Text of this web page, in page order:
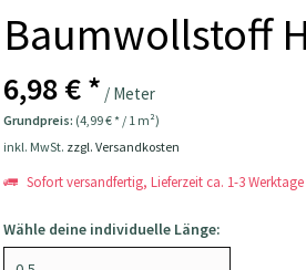
Baumwollstoff
6,98 € * / Meter
Grundpreis: (4,99 € * / 1 m²)
inkl. MwSt. zzgl. Versandkosten
Sofort versandfertig, Lieferzeit ca. 1-3 Werktage
Wähle deine individuelle Länge: